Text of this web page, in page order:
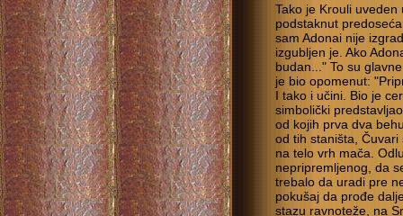
Tako je Krouli
podstaknut
sam Adonai nije
izgubljen je. Ako
budan..." To su
je bio opomenut:
I tako i učini. Bio je
simbolički
od kojih prva dva
od tih staništa,
na telo vrh mača.
nepripremljenog, da
trebalo da uradi pre
pokušaj da prođe
stazu ravnoteže, na